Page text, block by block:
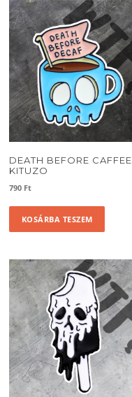
DEATH BEFORE CAFFEE
KITUZO
790 Ft
KOSÁRBA TESZEM